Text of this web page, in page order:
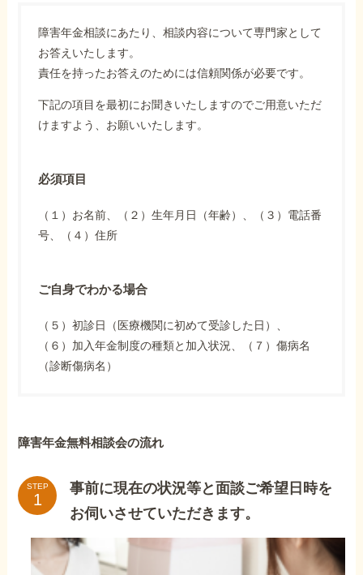
障害年金相談にあたり、相談内容について専門家として
お答えいたします。
責任を持ったお答えのためには信頼関係が必要です。
下記の項目を最初にお聞きいたしますのでご用意いただ
けますよう、お願いいたします。
必須項目
（１）お名前、（２）生年月日（年齢）、（３）電話番
号、（４）住所
ご自身でわかる場合
（５）初診日（医療機関に初めて受診した日）、
（６）加入年金制度の種類と加入状況、（７）傷病名
（診断傷病名）
障害年金無料相談会の流れ
STEP
事前に現在の状況等と面談ご希望日時を
お伺いさせていただきます。